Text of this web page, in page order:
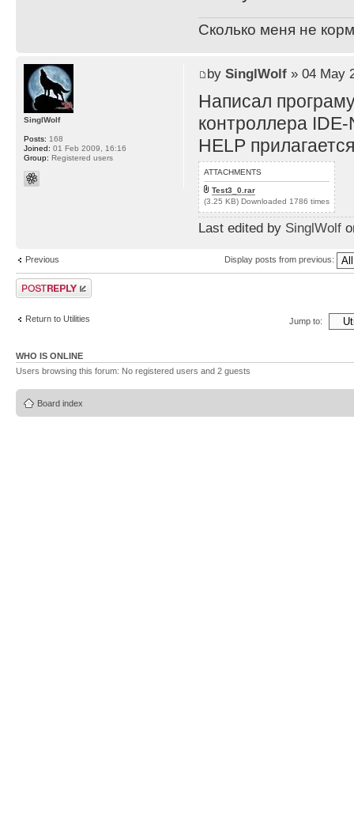
Сколько меня не
by SinglWolf» 04 May
Написал
контроллера IDE-
HELP
ATTACHMENTS
Test3_0.rar
(3.25 KB) Downloaded 1786 times
Last edited by SinglWolf
SinglWolf
Posts: 168
Joined: 01 Feb 2009, 16:16
Group: Registered users
Previous Display posts from previous:
Post a reply
Return to Utilities Jump to:
WHO IS ONLINE
Users browsing this forum: No registered users and 2 guests
Board index